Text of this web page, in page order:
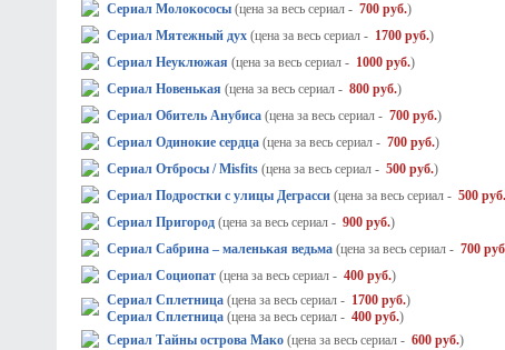
Сериал Молокососы (цена за весь сериал - 700 руб.)
Сериал Мятежный дух (цена за весь сериал - 1700 руб.)
Сериал Неуклюжая (цена за весь сериал - 1000 руб.)
Сериал Новенькая (цена за весь сериал - 800 руб.)
Сериал Обитель Анубиса (цена за весь сериал - 700 руб.)
Сериал Одинокие сердца (цена за весь сериал - 700 руб.)
Сериал Отбросы / Misfits (цена за весь сериал - 500 руб.)
Сериал Подростки с улицы Деграсси (цена за весь сериал - 500 руб.
Сериал Пригород (цена за весь сериал - 900 руб.)
Сериал Сабрина – маленькая ведьма (цена за весь сериал - 700
Сериал Социопат (цена за весь сериал - 400 руб.)
Сериал Сплетница (цена за весь сериал - 1700 руб.)
Сериал Сплетница (цена за весь сериал - 400 руб.)
Сериал Тайны острова Мако (цена за весь сериал - 600 руб.)